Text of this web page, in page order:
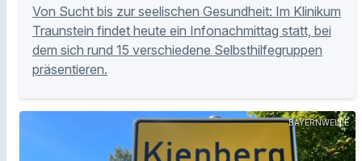
Von Sucht bis zur seelischen Gesundheit: Im Klinikum
Traunstein findet heute ein Infonachmittag statt, bei
dem sich rund 15 verschiedene Selbsthilfegruppen
präsentieren.
BAYERNWELLE